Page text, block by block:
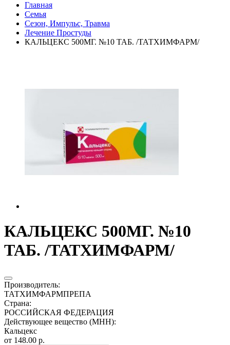
Главная
Семья
Сезон, Импульс, Травма
Лечение Простуды
КАЛЬЦЕКС 500МГ. №10 ТАБ. /ТАТХИМФАРМ/
КАЛЬЦЕКС 500МГ. №10
ТАБ. /ТАТХИМФАРМ/
Производитель:
ТАТХИМФАРМПРЕПА
Страна:
РОССИЙСКАЯ ФЕДЕРАЦИЯ
Действующее вещество (МНН):
Кальцекс
от 148.00 р.